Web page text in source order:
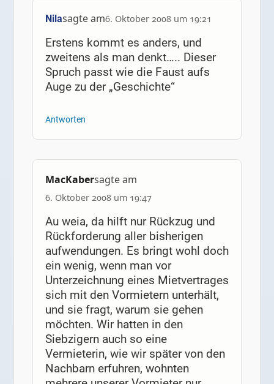
Nilasagte am6. Oktober 2008 um 19:21
Erstens kommt es anders, und
zweitens als man denkt….. Dieser
Spruch passt wie die Faust aufs
Auge zu der „Geschichte“
Antworten
MacKabersagte am
6. Oktober 2008 um 19:47
Au weia, da hilft nur Rückzug und
Rückforderung aller bisherigen
aufwendungen. Es bringt wohl doch
ein wenig, wenn man vor
Unterzeichnung eines Mietvertrages
sich mit den Vormietern unterhält,
und sie fragt, warum sie gehen
möchten. Wir hatten in den
Siebzigern auch so eine
Vermieterin, wie wir später von den
Nachbarn erfuhren, wohnten